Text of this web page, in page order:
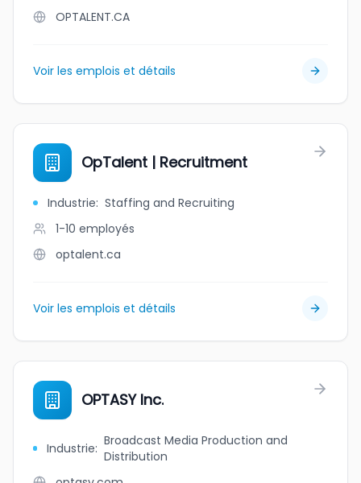
OPTALENT.CA
Voir les emplois et détails
OpTalent | Recruitment
Industrie: Staffing and Recruiting
1-10 employés
optalent.ca
Voir les emplois et détails
OPTASY Inc.
Industrie: Broadcast Media Production and
Distribution